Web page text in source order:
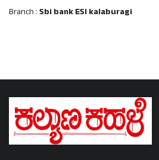
Branch :Sbi bank ESI kalaburagi